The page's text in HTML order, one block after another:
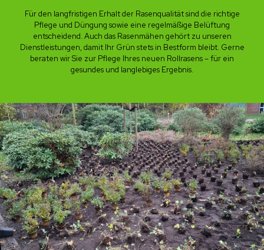
Für den langfristigen Erhalt der Rasenqualität sind die richtige
Pflege und Düngung sowie eine regelmäßige Belüftung
entscheidend. Auch das Rasenmähen gehört zu unseren
Dienstleistungen, damit Ihr Grün stets in Bestform bleibt. Gerne
beraten wir Sie zur Pflege Ihres neuen Rollrasens – für ein
gesundes und langlebiges Ergebnis.